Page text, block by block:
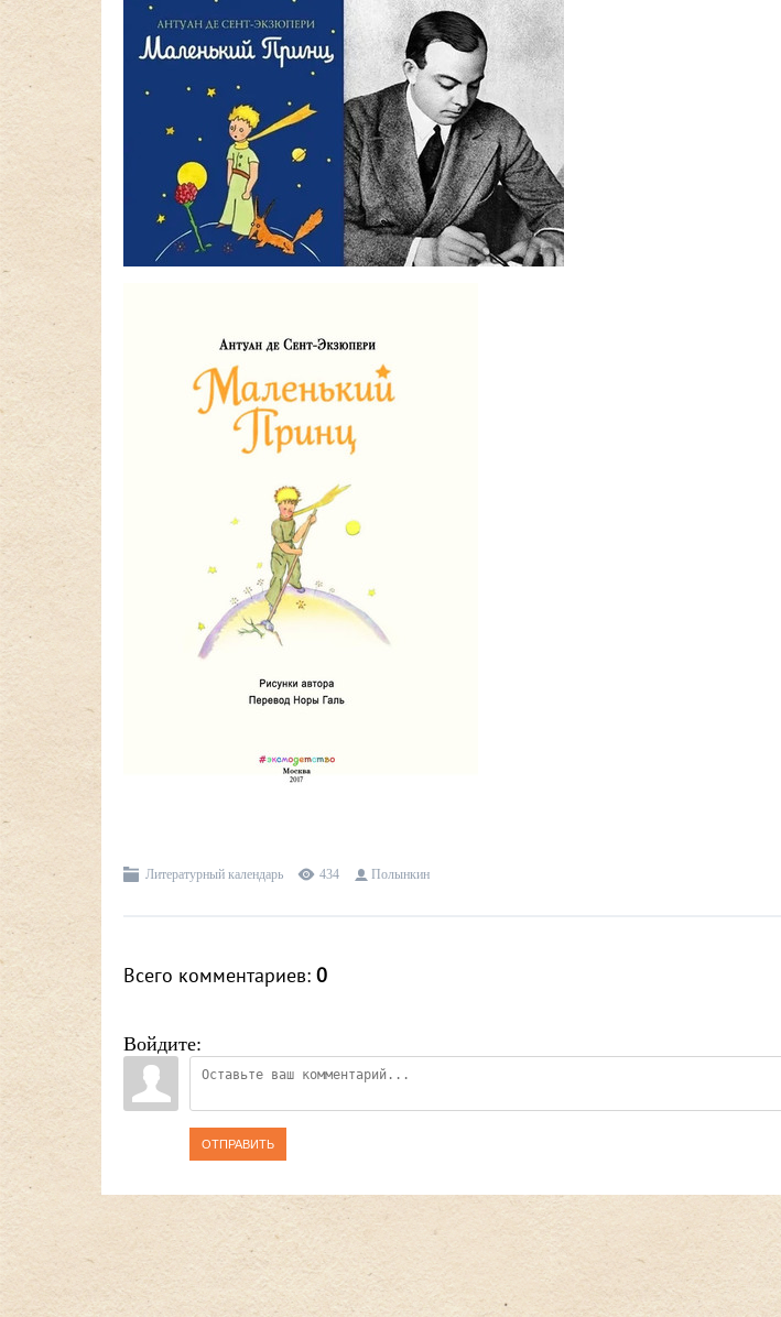
Литературный календарь 434 Полынкин
Всего комментариев: 0
Войдите:
ОТПРАВИТЬ